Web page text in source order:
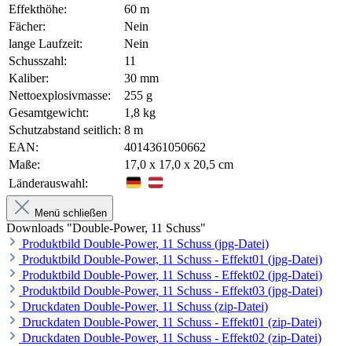
Effekthöhe:
60 m
Fächer:
Nein
lange Laufzeit:
Nein
Schusszahl:
11
Kaliber:
30 mm
Nettoexplosivmasse:
255 g
Gesamtgewicht:
1,8 kg
Schutzabstand seitlich: 8 m
EAN:
4014361050662
Maße:
17,0 x 17,0 x 20,5 cm
Länderauswahl:
Menü schließen
Downloads "Double-Power, 11 Schuss"
Produktbild Double-Power, 11 Schuss (jpg-Datei)
Produktbild Double-Power, 11 Schuss - Effekt01 (jpg-Datei)
Produktbild Double-Power, 11 Schuss - Effekt02 (jpg-Datei)
Produktbild Double-Power, 11 Schuss - Effekt03 (jpg-Datei)
Druckdaten Double-Power, 11 Schuss (zip-Datei)
Druckdaten Double-Power, 11 Schuss - Effekt01 (zip-Datei)
Druckdaten Double-Power, 11 Schuss - Effekt02 (zip-Datei)